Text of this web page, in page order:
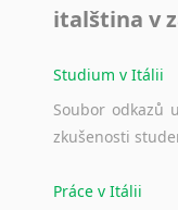
italština v
Studium v Itálii
Soubor odkazů
zkušenosti
Práce v Itálii